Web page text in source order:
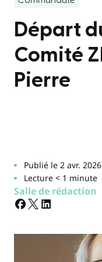
Départ
Comité
Pierre
Publié le 2 avr. 2026
Lecture < 1 minute
Salle de rédaction